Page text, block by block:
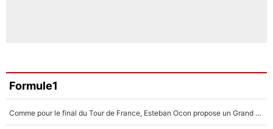
Formule1
Comme pour le final du Tour de France, Esteban Ocon propose un Grand Prix de Formule 1 à Paris : «Autour de l’Arc de Triomphe, ce serait génial» !